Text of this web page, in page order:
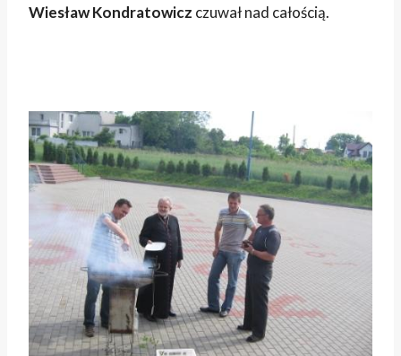
Wiesław Kondratowicz czuwał nad całością.